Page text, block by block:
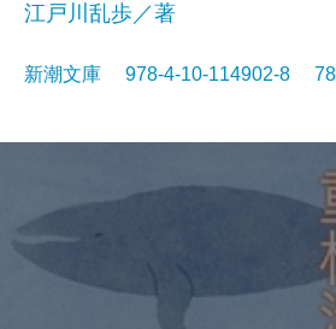
江戸川乱歩／著
新潮文庫 978-4-10-114902-8